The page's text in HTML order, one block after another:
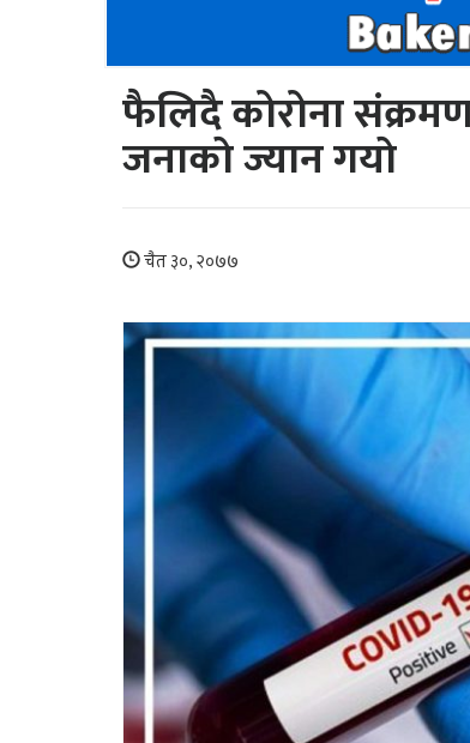
फैलिदै कोरोना
जनाकाे ज्यान गयाे
चैत ३०, २०७७